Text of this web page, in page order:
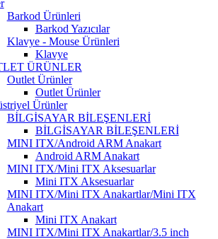
Barkod Ürünleri
Barkod Yazıcılar
Klavye - Mouse Ürünleri
Klavye
ÜRÜNLER
Outlet Ürünler
Outlet Ürünler
Ürünler
BİLGİSAYAR BİLEŞENLERİ
BİLGİSAYAR BİLEŞENLERİ
MINI ITX/Android ARM Anakart
Android ARM Anakart
MINI ITX/Mini ITX Aksesuarlar
Mini ITX Aksesuarlar
MINI ITX/Mini ITX Anakartlar/Mini ITX
Anakart
Mini ITX Anakart
MINI ITX/Mini ITX Anakartlar/3.5 inch